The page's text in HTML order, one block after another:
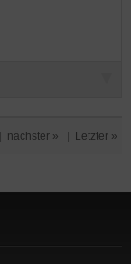
nächster » Letzter »